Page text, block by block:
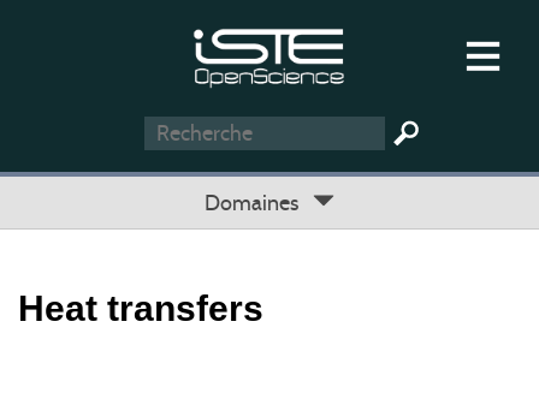
Domaines
Heat transfers